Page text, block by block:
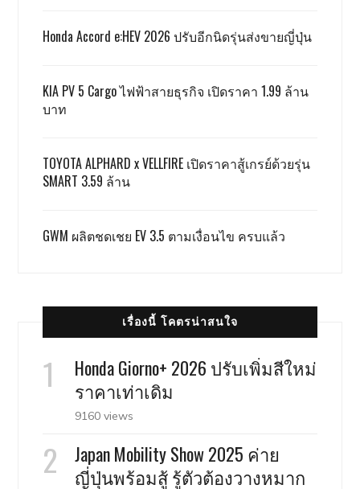
Honda Accord e:HEV 2026 ปรับอีกนิดรุ่นส่งขายญี่ปุ่น
KIA PV 5 Cargo ไฟฟ้าสายธุรกิจ เปิดราคา 1.99 ล้าน
บาท
TOYOTA ALPHARD x VELLFIRE เปิดราคาสู้เกรย์ด้วยรุ่น
SMART 3.59 ล้าน
GWM ผลิตชดเชย EV 3.5 ตามเงื่อนไข ครบแล้ว
เรื่องนี้ โคตรน่าสนใจ
Honda Giorno+ 2026 ปรับเพิ่มสีใหม่
ราคาเท่าเดิม
9160 views
Japan Mobility Show 2025 ค่าย
ญี่ปุ่นพร้อมสู้ รู้ตัวต้องวางหมาก